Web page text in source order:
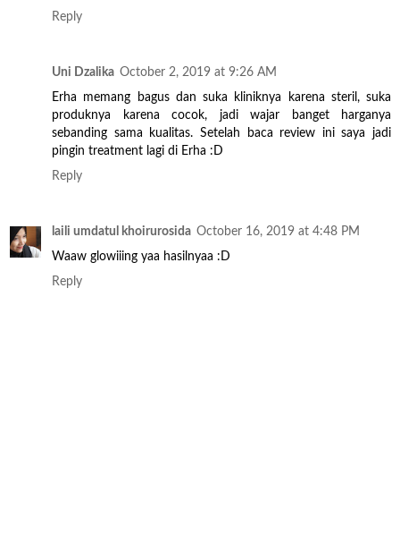
Reply
Uni Dzalika October 2, 2019 at 9:26 AM
Erha memang bagus dan suka kliniknya karena steril, suka
produknya karena cocok, jadi wajar banget harganya
sebanding sama kualitas. Setelah baca review ini saya jadi
pingin treatment lagi di Erha :D
Reply
laili umdatul khoirurosida October 16, 2019 at 4:48 PM
Waaw glowiiing yaa hasilnyaa :D
Reply